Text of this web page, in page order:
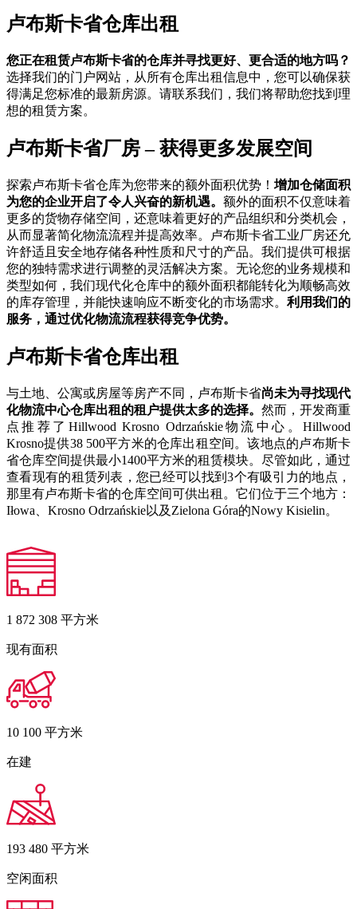
卢布斯卡省仓库出租
您正在租赁卢布斯卡省的仓库并寻找更好、更合适的地方吗？
选择我们的门户网站，从所有仓库出租信息中，您可以确保获
得满足您标准的最新房源。请联系我们，我们将帮助您找到理
想的租赁方案。
卢布斯卡省厂房 – 获得更多发展空间
探索卢布斯卡省仓库为您带来的额外面积优势！ 增加仓储面积
为您的企业开启了令人兴奋的新机遇。 额外的面积不仅意味着
更多的货物存储空间，还意味着更好的产品组织和分类机会，
从而显著简化物流流程并提高效率。卢布斯卡省工业厂房还允
许舒适且安全地存储各种性质和尺寸的产品。我们提供可根据
您的独特需求进行调整的灵活解决方案。无论您的业务规模和
类型如何，我们现代化仓库中的额外面积都能转化为顺畅高效
的库存管理，并能快速响应不断变化的市场需求。 利用我们的
服务，通过优化物流流程获得竞争优势。
卢布斯卡省仓库出租
与土地、公寓或房屋等房产不同，卢布斯卡省尚未为寻找现代
化物流中心仓库出租的租户提供太多的选择。 然而，开发商重
点推荐了Hillwood Krosno Odrzańskie物流中心。Hillwood
Krosno提供38 500平方米的仓库出租空间。该地点的卢布斯卡
省仓库空间提供最小1400平方米的租赁模块。尽管如此，通过
查看现有的租赁列表，您已经可以找到3个有吸引力的地点，
那里有卢布斯卡省的仓库空间可供出租。它们位于三个地方：
Iłowa、Krosno Odrzańskie以及Zielona Góra的Nowy Kisielin。
1 872 308 平方米
现有面积
10 100 平方米
在建
193 480 平方米
空闲面积